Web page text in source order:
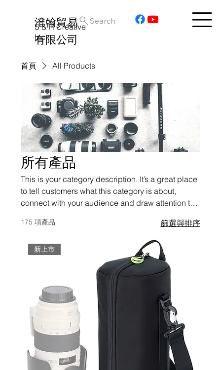
澄翰貿易
有限公司
S & R Creative
Inc.
Search
首頁 All Products
所有產品
This is your category description. It’s a great place
to tell customers what this category is about,
connect with your audience and draw attention to
175 項產品 篩選與排序
新上市